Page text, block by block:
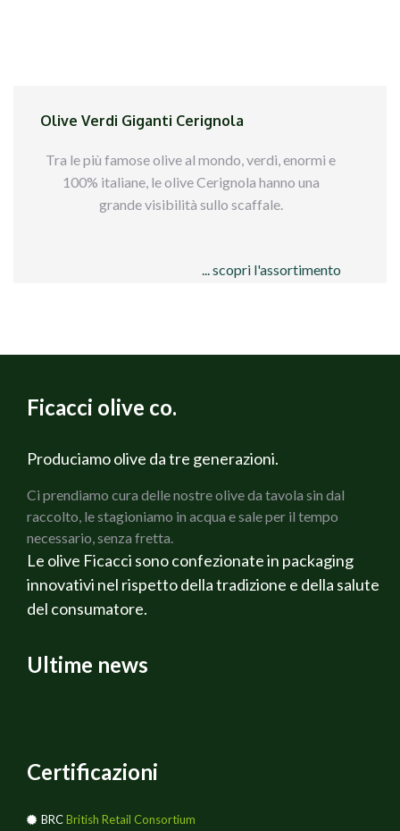
Olive Verdi Giganti Cerignola
Tra le più famose olive al mondo, verdi, enormi e
100% italiane, le olive Cerignola hanno una
grande visibilità sullo scaffale.
queste olive
this huge and green Italian olive is the most
the shelf, for this reason we say: “It sells by itself!“
All available packs, about these olives, are below
... scopri l'assortimento
Ficacci olive co.
Produciamo olive da tre generazioni.
Ci prendiamo cura delle nostre olive da tavola sin dal
raccolto, le stagioniamo in acqua e sale per il tempo
necessario, senza fretta.
Le olive Ficacci sono confezionate in packaging
innovativi nel rispetto della tradizione e della salute
del consumatore.
Ultime news
Certificazioni
BRCBritish Retail Consortium